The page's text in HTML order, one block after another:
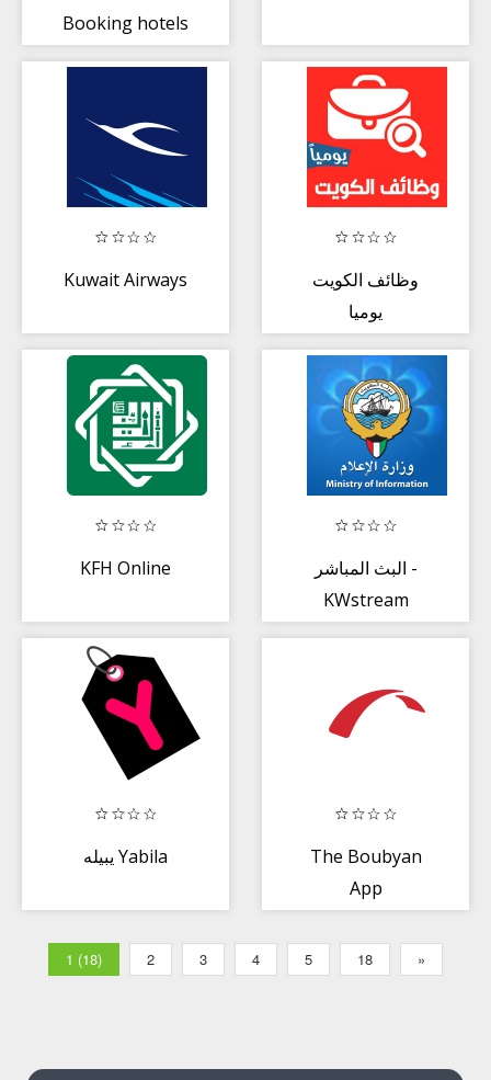
Booking hotels
Kuwait Airways
وظائف الكويت
يوميا
KFH Online
البث المباشر -
KWstream
يبيله Yabila
The Boubyan
App
1 (18) 2 3 4 5 18 »